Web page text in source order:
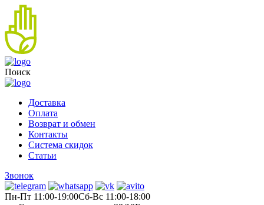
Поиск
Доставка
Оплата
Возврат и обмен
Контакты
Система скидок
Статьи
Звонок
Пн-Пт 11:00-19:00Cб-Вс 11:00-18:00